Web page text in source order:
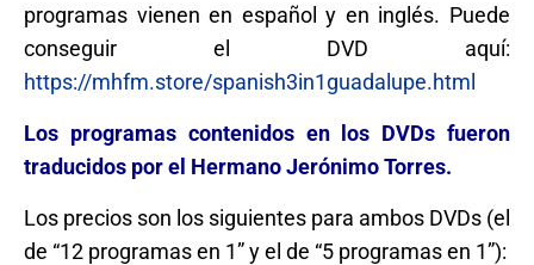
programas vienen en español y en inglés. Puede
conseguir el DVD aquí:
https://mhfm.store/spanish3in1guadalupe.html
Los programas contenidos en los DVDs fueron
traducidos por el Hermano Jerónimo Torres.
Los precios son los siguientes para ambos DVDs (el
de “12 programas en 1” y el de “5 programas en 1”):